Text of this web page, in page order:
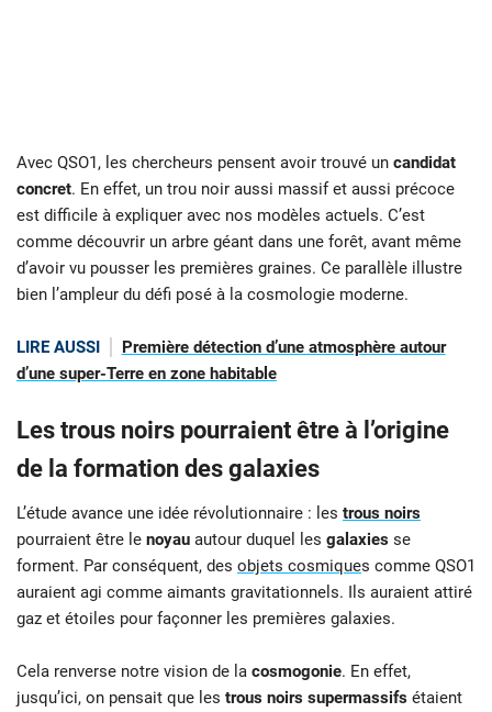
Avec QSO1, les chercheurs pensent avoir trouvé un candidat
concret. En effet, un trou noir aussi massif et aussi précoce
est difficile à expliquer avec nos modèles actuels. C’est
comme découvrir un arbre géant dans une forêt, avant même
d’avoir vu pousser les premières graines. Ce parallèle illustre
bien l’ampleur du défi posé à la cosmologie moderne.
LIRE AUSSI
Première détection d’une atmosphère autour
d’une super-Terre en zone habitable
Les trous noirs pourraient être à l’origine
de la formation des galaxies
L’étude avance une idée révolutionnaire : les trous noirs
pourraient être le noyau autour duquel les galaxies se
forment. Par conséquent, des objets cosmiques comme QSO1
auraient agi comme aimants gravitationnels. Ils auraient attiré
gaz et étoiles pour façonner les premières galaxies.
Cela renverse notre vision de la cosmogonie. En effet,
jusqu’ici, on pensait que les trous noirs supermassifs étaient